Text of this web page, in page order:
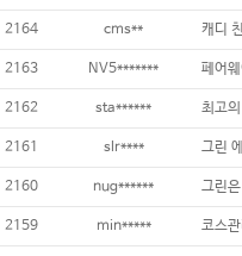
2164 cms**
2163 NV5*******
2162 sta****** 최고
2161 slr****
2160 nug******
2159 min*****